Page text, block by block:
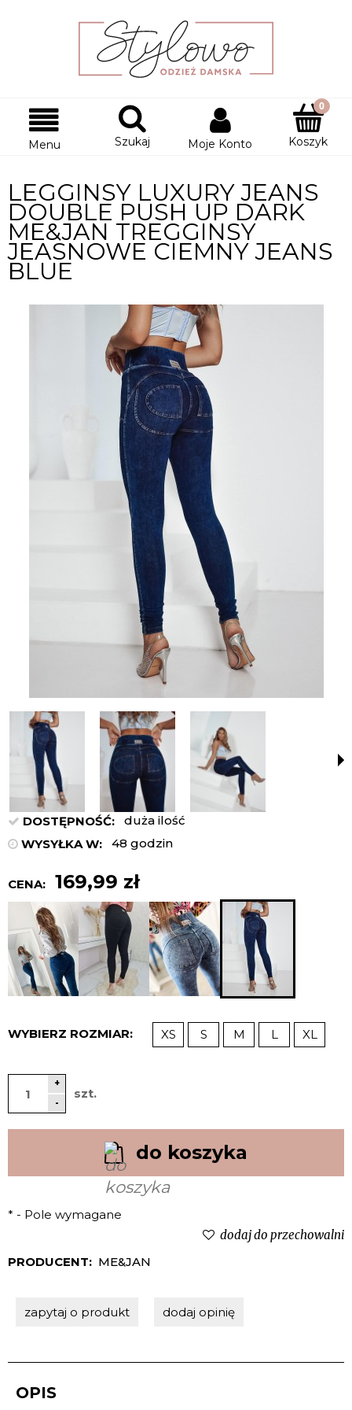
Menu Szukaj Moje Konto Koszyk
LEGGINSY LUXURY JEANS
DOUBLE PUSH UP DARK
ME&JAN TREGGINSY
JEASNOWE CIEMNY JEANS
BLUE
DOSTĘPNOŚĆ:
duża ilość
WYSYŁKA W:
48 godzin
CENA: 169,99 zł
WYBIERZ ROZMIAR: XS S M L XL
+
-
szt.
do koszyka
* - Pole wymagane
dodaj do przechowalni
PRODUCENT: ME&JAN
zapytaj o produkt dodaj opinię
OPIS